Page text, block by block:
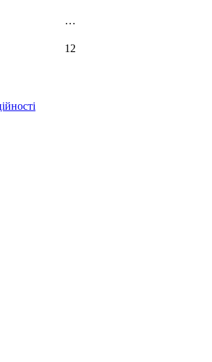
…
12